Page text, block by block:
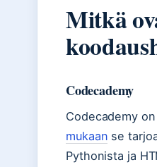
Mitkä
Codecademy
Codecademy
mukaan se
Pythonista ja